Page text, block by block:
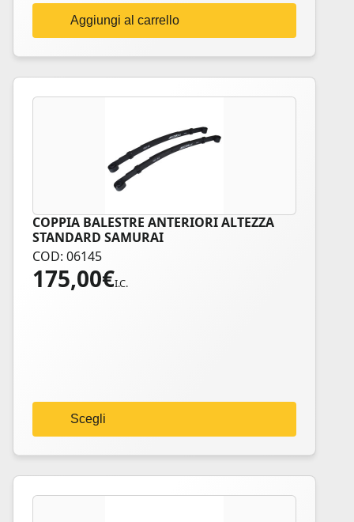
Aggiungi al carrello
COPPIA BALESTRE ANTERIORI ALTEZZA
STANDARD SAMURAI
COD: 06145
175,00€I.C.
Scegli
Questo
prodotto
ha
più
pagina
del